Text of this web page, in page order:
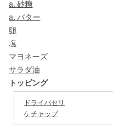
a. 砂糖
a. バター
卵
塩
マヨネーズ
サラダ油
トッピング
ドライパセリ
ケチャップ